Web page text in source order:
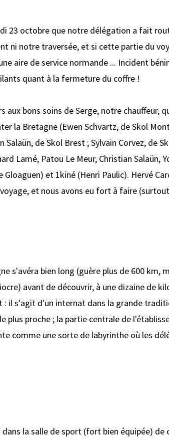
23 octobre que notre délégation a fait
ni notre traversée, et si cette partie du
aire de service normande ... Incident
quant à la fermeture du coffre !
aux bons soins de Serge, notre
la Bretagne (Ewen Schvartz, de Skol
Salaün, de Skol Brest ; Sylvain Corvez, de
Lamé, Patou Le Meur, Christian Salaün,
Gloaguen) et 1kiné (Henri Paulic). Hervé
et nous avons eu fort à faire
s'avéra bien long (guère plus de 600
avant de découvrir, à une dizaine de
: il s'agit d'un internat dans la grande
plus proche ; la partie centrale de
comme une sorte de labyrinthe où les
la salle de sport (fort bien équipée)